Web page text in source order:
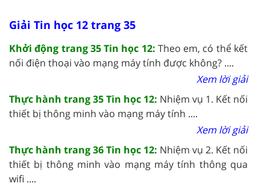
Giải Tin học 12 trang 35
Khởi động trang 35 Tin học 12: Theo em, có thể kết
nối điện thoại vào mạng máy tính được không? ....
Xem lời giải
Thực hành trang 35 Tin học 12: Nhiệm vụ 1. Kết nối
thiết bị thông minh vào mạng máy tính ....
Xem lời giải
Thực hành trang 36 Tin học 12: Nhiệm vụ 2. Kết nối
thiết bị thông minh vào mạng máy tính thông qua
wifi ....